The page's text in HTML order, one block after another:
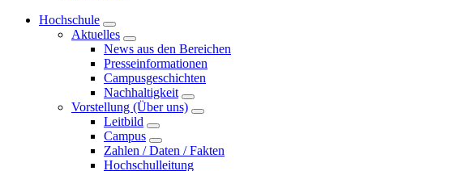
Hochschule
Aktuelles
News aus den Bereichen
Presseinformationen
Campusgeschichten
Nachhaltigkeit
Vorstellung (Über uns)
Leitbild
Campus
Zahlen / Daten / Fakten
Hochschulleitung